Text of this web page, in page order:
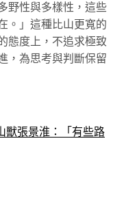
野性與多樣性，這些
。」這種比山更寬的
態度上，不追求極致
，為思考與判斷保留
獸張景淮：「有些路